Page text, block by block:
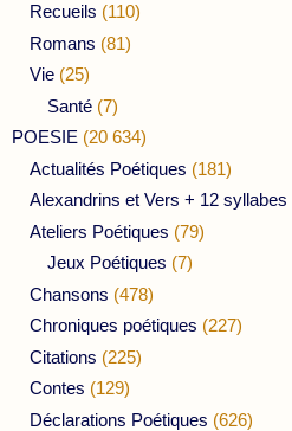
Recueils (110)
Romans (81)
Vie (25)
Santé (7)
POESIE (20 634)
Actualités Poétiques (181)
Alexandrins et Vers + 12 syllabes
Ateliers Poétiques (79)
Jeux Poétiques (7)
Chansons (478)
Chroniques poétiques (227)
Citations (225)
Contes (129)
Déclarations Poétiques (626)